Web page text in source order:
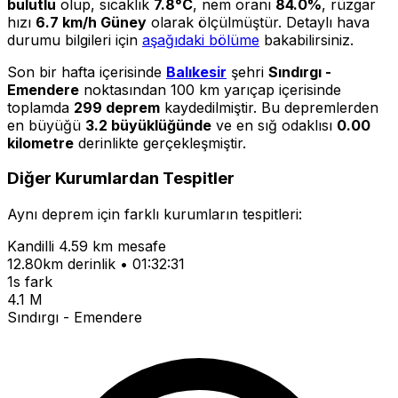
bulutlu olup, sıcaklık 7.8°C, nem oranı 84.0%, rüzgar
hızı 6.7 km/h Güney olarak ölçülmüştür. Detaylı hava
durumu bilgileri için aşağıdaki bölüme bakabilirsiniz.
Son bir hafta içerisinde Balıkesir şehri Sındırgı -
Emendere noktasından 100 km yarıçap içerisinde
toplamda 299 deprem kaydedilmiştir. Bu depremlerden
en büyüğü 3.2 büyüklüğünde ve en sığ odaklısı 0.00
kilometre derinlikte gerçekleşmiştir.
Diğer Kurumlardan Tespitler
Aynı deprem için farklı kurumların tespitleri:
Kandilli 4.59 km mesafe
12.80km derinlik • 01:32:31
1s fark
4.1 M
Sındırgı - Emendere